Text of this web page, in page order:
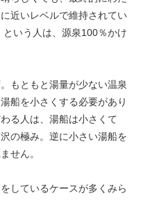
近いレベルで維持されてい
いう人は、源泉100％かけ
もともと湯量が少ない温泉
船を小さくする必要があり
る人は、湯船は小さくて
の極み。逆に小さい湯船を
せん。
しているケースが多くみら